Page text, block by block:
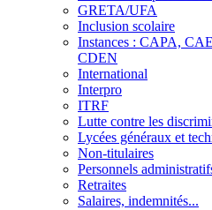
GRETA/UFA
Inclusion scolaire
Instances : CAPA,
CDEN
International
Interpro
ITRF
Lutte contre les
Lycées généraux et
Non-titulaires
Personnels
Retraites
Salaires, indemnités...